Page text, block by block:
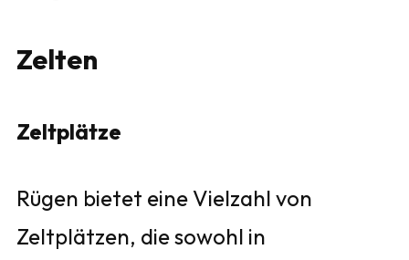
Zelten
Zeltplätze
Rügen bietet eine Vielzahl von
Zeltplätzen, die sowohl in